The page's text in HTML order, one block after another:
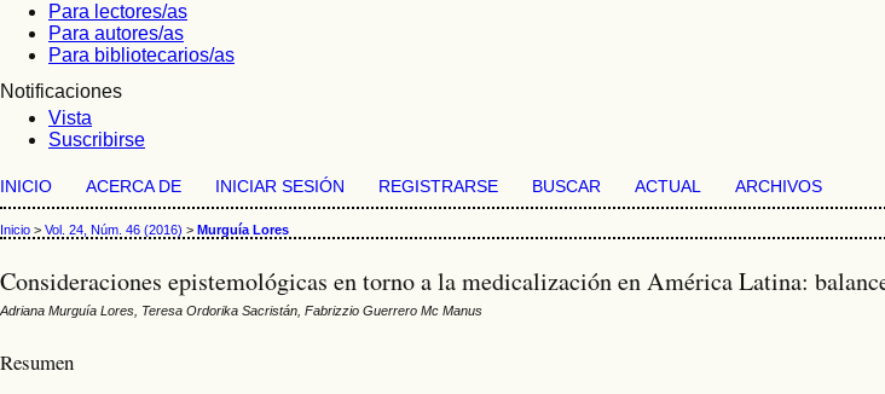
Para lectores/as
Para autores/as
Para bibliotecarios/as
Notificaciones
Vista
Suscribirse
INICIO ACERCA DE INICIAR SESIÓN REGISTRARSE BUSCAR ACTUAL ARCHIVOS
Inicio > Vol. 24, Núm. 46 (2016) > Murguía Lores
Consideraciones epistemológicas en torno a la medicalización en América Latina:
Adriana Murguía Lores, Teresa Ordorika Sacristán, Fabrizzio Guerrero Mc Manus
Resumen